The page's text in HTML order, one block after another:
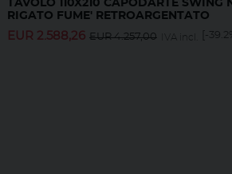
TAVOLO 110X210 CAPODARTE SWING
RIGATO FUME' RETROARGENTATO
EUR 2.588,26 EUR4.257,00 IVA incl. [-